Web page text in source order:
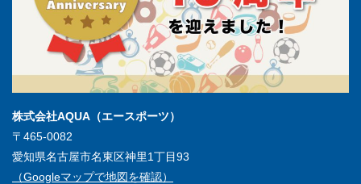
株式会社AQUA（エースポーツ）
〒465-0082
愛知県名古屋市名東区神里1丁目93
（Googleマップで地図を確認）